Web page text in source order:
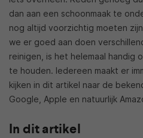
dan aan een schoonmaak te
nog altijd voorzichtig moeten
we er goed aan doen
reinigen, is het helemaal handig
te houden. Iedereen maakt er
kijken in dit artikel naar de
Google, Apple en natuurlijk
In dit artikel